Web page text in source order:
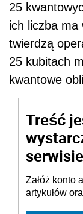
25
ich liczba ma
twierdzą
25 kubitach
kwantowe
Treść
serwisie
Załóż konto
artykułów